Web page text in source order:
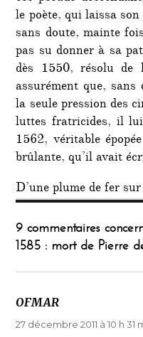
le poète, qui laissa
sans doute, mainte
pas su donner à sa
dès 1550, résolu de
assurément que,
la seule pression des
luttes fratricides, il
1562, véritable
brûlante, qu’il avait
D’une plume de fer
9 commentaires
1585 : mort de Pierre
OFMAR
27 décembre 2011 à 10 h 31